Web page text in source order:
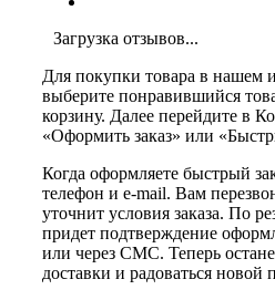
Загрузка отзывов...
Для покупки товара в нашем
выберите понравившийся
корзину. Далее перейдите в
«Оформить заказ» или
Когда оформляете быстрый
телефон и e-mail. Вам
уточнит условия заказа. По
придет подтверждение
или через СМС. Теперь
доставки и радоваться новой